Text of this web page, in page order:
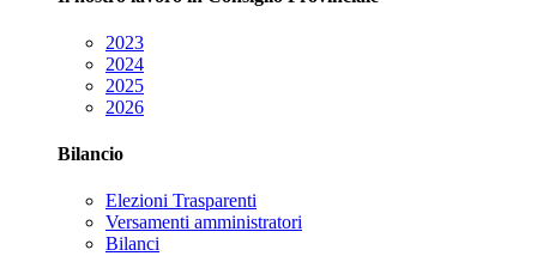
2023
2024
2025
2026
Bilancio
Elezioni Trasparenti
Versamenti amministratori
Bilanci